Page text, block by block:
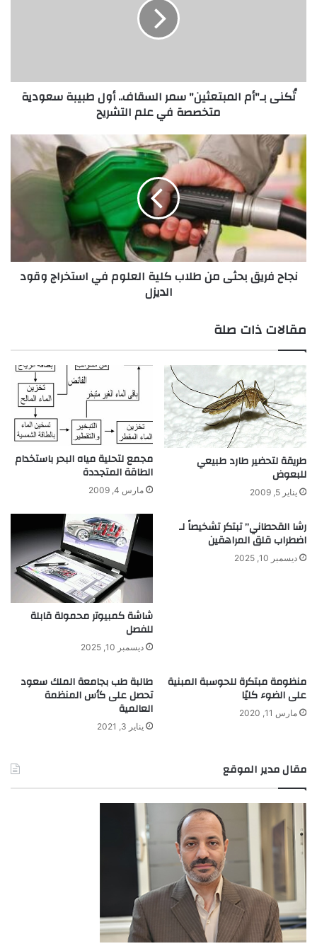
متخصصة
فيتُكنى بـ"أم المبتعثين" سمر السقاف.. أول طبيبة سعودية
متخصصة في علم التشريح
نجاح
فريق
بحثى
من
طلاب
كلية
العلوم
في
استخراج
وقود
نجاح فريق بحثى من طلاب كلية العلوم في استخراج وقود
الديزل
مقالات ذات صلة
طريقة لتحضير طارد طبيعي
للبعوض
يناير 5, 2009
مجمع لتحلية مياه البحر باستخدام
الطاقة المتجددة
مارس 4, 2009
رشا القحطاني” تبتكر تشخيصاً لـ
اضطراب قلق المراهقين
ديسمبر 10, 2025
شاشة كمبيوتر محمولة قابلة
للفصل
ديسمبر 10, 2025
منظومة مبتكرة للحوسبة المبنية
على الضوء كليًا
مارس 11, 2020
طالبة طب بجامعة الملك سعود
تحصل على كأس المنظمة
العالمية
يناير 3, 2021
مقال مدير الموقع